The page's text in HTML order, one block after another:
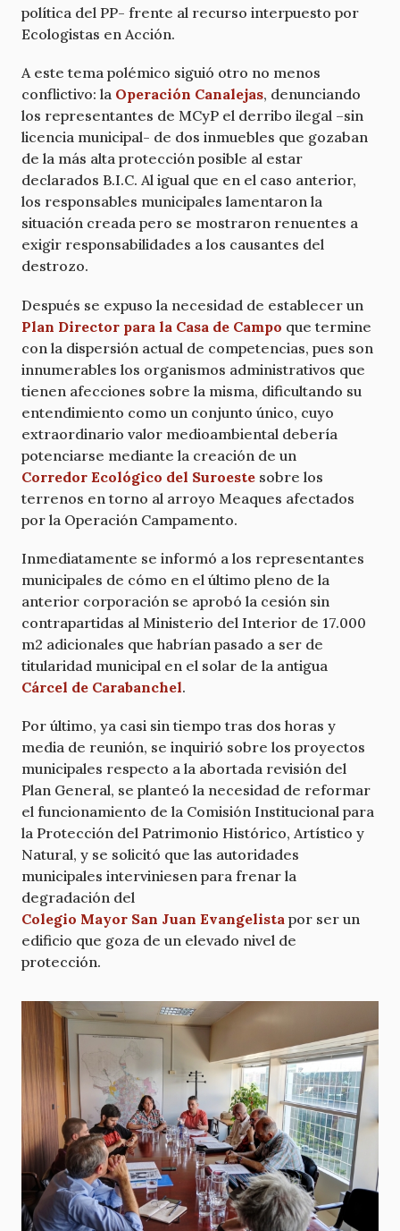
política del PP- frente al recurso interpuesto por
Ecologistas en Acción.
A este tema polémico siguió otro no menos
conflictivo: la Operación Canalejas, denunciando
los representantes de MCyP el derribo ilegal –sin
licencia municipal- de dos inmuebles que gozaban
de la más alta protección posible al estar
declarados B.I.C. Al igual que en el caso anterior,
los responsables municipales lamentaron la
situación creada pero se mostraron renuentes a
exigir responsabilidades a los causantes del
destrozo.
Después se expuso la necesidad de establecer un
Plan Director para la Casa de Campo que termine
con la dispersión actual de competencias, pues son
innumerables los organismos administrativos que
tienen afecciones sobre la misma, dificultando su
entendimiento como un conjunto único, cuyo
extraordinario valor medioambiental debería
potenciarse mediante la creación de un
Corredor Ecológico del Suroeste sobre los
terrenos en torno al arroyo Meaques afectados
por la Operación Campamento.
Inmediatamente se informó a los representantes
municipales de cómo en el último pleno de la
anterior corporación se aprobó la cesión sin
contrapartidas al Ministerio del Interior de 17.000
m2 adicionales que habrían pasado a ser de
titularidad municipal en el solar de la antigua
Cárcel de Carabanchel.
Por último, ya casi sin tiempo tras dos horas y
media de reunión, se inquirió sobre los proyectos
municipales respecto a la abortada revisión del
Plan General, se planteó la necesidad de reformar
el funcionamiento de la Comisión Institucional para
la Protección del Patrimonio Histórico, Artístico y
Natural, y se solicitó que las autoridades
municipales interviniesen para frenar la
degradación del
Colegio Mayor San Juan Evangelista por ser un
edificio que goza de un elevado nivel de
protección.